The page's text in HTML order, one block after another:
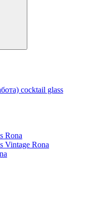
cocktail glass
Rona
Vintage Rona